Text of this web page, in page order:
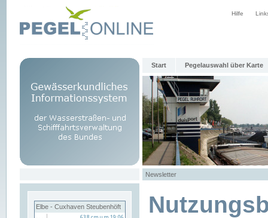
Hilfe
Start Pegelauswahl über Karte
Newsletter
Elbe - Cuxhaven Steubenhöft